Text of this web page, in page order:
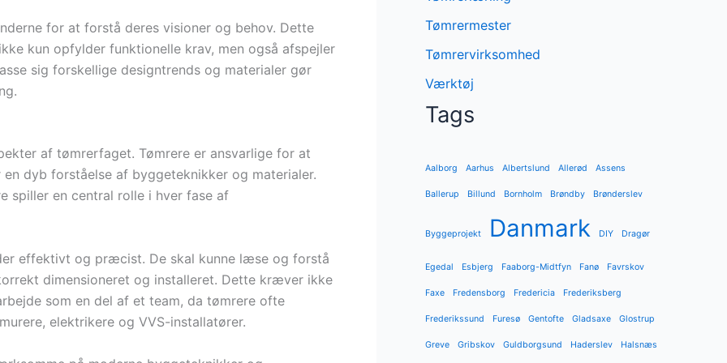
for at forstå deres visioner og behov. Dette
kun opfylder funktionelle krav, men også afspejler
sig forskellige designtrends og materialer gør
af tømrerfaget. Tømrere er ansvarlige for at
dyb forståelse af byggeteknikker og materialer.
spiller en central rolle i hver fase af
effektivt og præcist. De skal kunne læse og forstå
dimensioneret og installeret. Dette kræver ikke
som en del af et team, da tømrere ofte
elektrikere og VVS-installatører.
Tømrermester
Tømrervirksomhed
Værktøj
Tags
Aalborg Aarhus Albertslund Allerød Assens
Ballerup Billund Bornholm Brøndby Brønderslev
Byggeprojekt Danmark DIY Dragør
Egedal Esbjerg Faaborg-Midtfyn Fanø Favrskov
Faxe Fredensborg Fredericia Frederiksberg
Frederikssund Furesø Gentofte Gladsaxe Glostrup
Greve Gribskov Guldborgsund Haderslev Halsnæs